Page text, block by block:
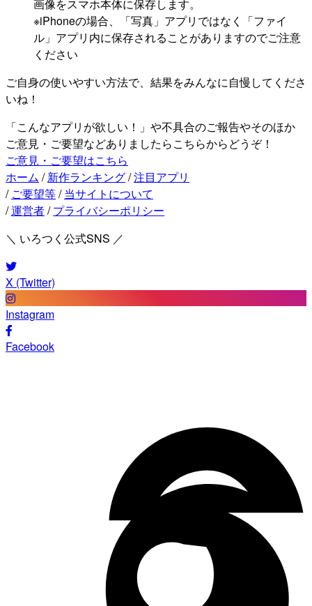
画像をスマホ本体に保存します。
※iPhoneの場合、「写真」アプリではなく「ファイ
ル」アプリ内に保存されることがありますのでご注意
ください
ご自身の使いやすい方法で、結果をみんなに自慢してくださ
いね！
「こんなアプリが欲しい！」や不具合のご報告やそのほか
ご意見・ご要望などありましたらこちらからどうぞ！
ご意見・ご要望はこちら
ホーム / 新作ランキング/注目アプリ
/ ご要望等/ 当サイトについて
/運営者/ プライバシーポリシー
＼ いろつく公式SNS ／
X (Twitter)
Instagram
Facebook